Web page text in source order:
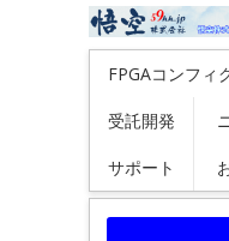
FPGAコンフィ
受託開発
サポート